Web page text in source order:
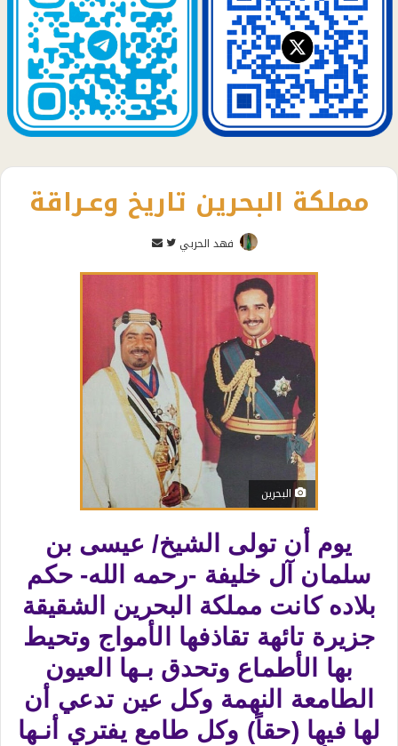
مملكة البحرين تاريخ وعـراقة
فهد الحربي
تابعأرسل
البحرين
يوم أن تولى الشيخ/ عيسى بن
سلمان آل خليفة -رحمه الله- حكم
بلاده كانت مملكة البحرين الشقيقة
جزيرة تائهة تقاذفها الأمواج وتحيط
بها الأطماع وتحدق بـها العيون
الطامعة النهمة وكل عين تدعي أن
لها فيها (حقاً) وكل طامع يفتري أنـها